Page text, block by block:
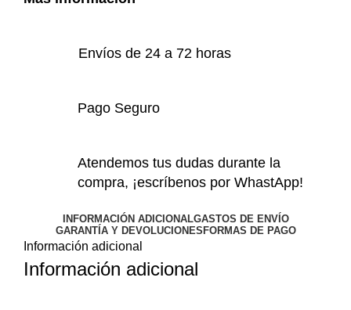
Envíos de 24 a 72 horas
Pago Seguro
Atendemos tus dudas durante la
compra, ¡escríbenos por WhastApp!
INFORMACIÓN ADICIONALGASTOS DE ENVÍO
GARANTÍA Y DEVOLUCIONES FORMAS DE PAGO
Información adicional
Información adicional